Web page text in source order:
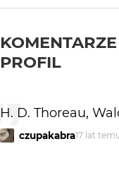
PROFIL
H. D. Thoreau,
czupakabra17 lat